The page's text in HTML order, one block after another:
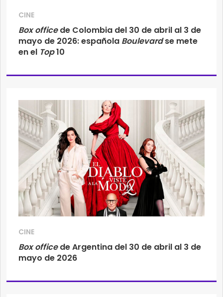
CINE
Box officede Colombia del 30 de abril al 3 de
mayo de 2026: española Boulevardse mete
en el Top10
CINE
Box officede Argentina del 30 de abril al 3 de
mayo de 2026